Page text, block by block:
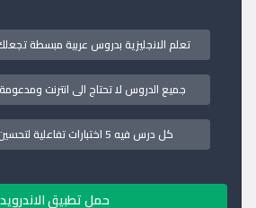
تعلم الانجليزية بدروس عربية مبسطة
جميع الدروس لا تحتاج الى انترنت
كل درس فيه 5 اختبارات تفاعلية لتحسين اللفظ والنطق
حمل تطبيق الاندرويد